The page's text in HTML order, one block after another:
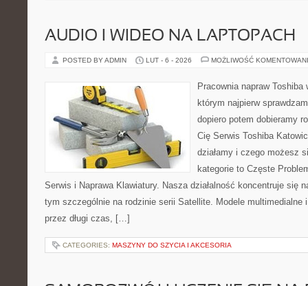
AUDIO I WIDEO NA LAPTOPACH
POSTED BY ADMIN LUT - 6 - 2026 MOŻLIWOŚĆ
Pracownia napraw
którym najpierw
dopiero potem dobieramy
Cię Serwis Toshiba
działamy i czego możesz
kategorie to Częste
Serwis i Naprawa Klawiatury. Nasza działalność koncentruje się
tym szczególnie na rodzinie serii Satellite. Modele multimedialne
przez długi czas, […]
CATEGORIES: MASZYNY DO SZYCIA I AKCESORIA